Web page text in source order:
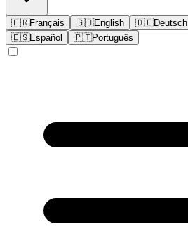
🇫🇷Français 🇬🇧English 🇩🇪Deutsch
🇪🇸Español 🇵🇹Português